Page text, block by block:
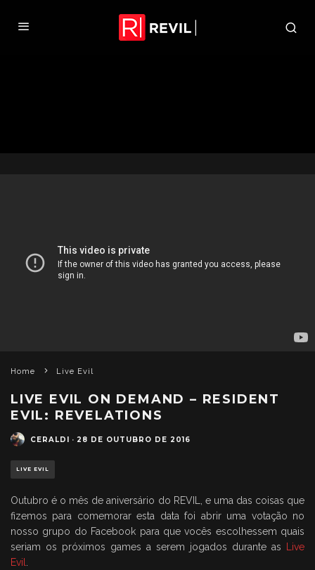
Home Live Evil
LIVE EVIL ON DEMAND – RESIDENT
EVIL: REVELATIONS
CERALDI · 28 DE OUTUBRO DE 2016
LIVE EVIL
Outubro é o mês de aniversário do REVIL, e uma das coisas que
fizemos para comemorar esta data foi abrir uma votação no
nosso grupo do Facebook para que vocês escolhessem quais
seriam os próximos games a serem jogados durante as
Live
Evil